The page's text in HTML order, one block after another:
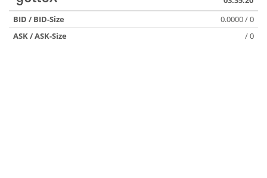
BID / BID-Size
0.0000 / 0
ASK / ASK-Size
/ 0